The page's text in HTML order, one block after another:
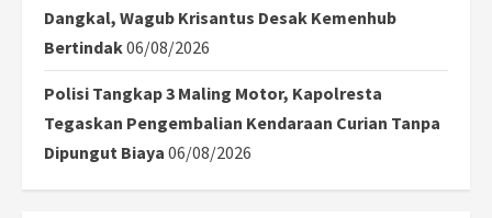
Dangkal, Wagub Krisantus Desak Kemenhub
Bertindak06/08/2026
Polisi Tangkap 3 Maling Motor, Kapolresta
Tegaskan Pengembalian Kendaraan Curian Tanpa
Dipungut Biaya 06/08/2026